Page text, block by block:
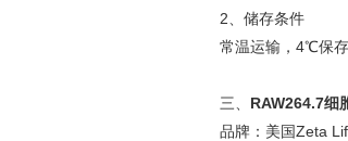
2、储存条件
常温运输，4℃保存
三、 RAW264.7细
品牌：美国